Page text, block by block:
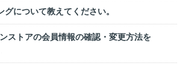
グについて教えてください。
ストアの会員情報の確認・変更方法を